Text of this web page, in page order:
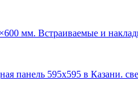
мм. Встраиваемые и
панель 595х595 в Казани.